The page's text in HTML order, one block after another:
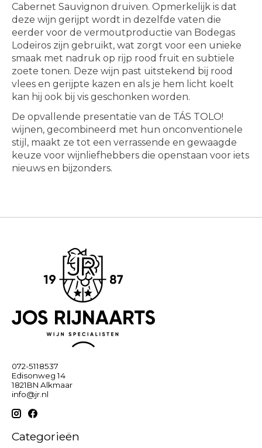
Cabernet Sauvignon druiven. Opmerkelijk is dat
deze wijn gerijpt wordt in dezelfde vaten die
eerder voor de vermoutproductie van Bodegas
Lodeiros zijn gebruikt, wat zorgt voor een unieke
smaak met nadruk op rijp rood fruit en subtiele
zoete tonen. Deze wijn past uitstekend bij rood
vlees en gerijpte kazen en als je hem licht koelt
kan hij ook bij vis geschonken worden.
De opvallende presentatie van de TÁS TOLO!
wijnen, gecombineerd met hun onconventionele
stijl, maakt ze tot een verrassende en gewaagde
keuze voor wijnliefhebbers die openstaan voor iets
nieuws en bijzonders.
072-5118537
Edisonweg 14
1821BN Alkmaar
info@jr.nl
Categorieën